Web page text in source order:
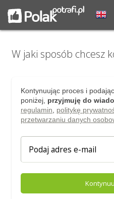
W jaki sposób chcesz
Kontynuując proces i
poniżej, przyjmuję do
regulamin
politykę
przetwarzaniu danych